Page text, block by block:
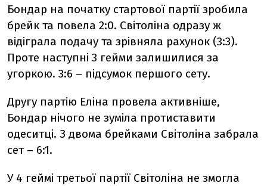
Бондар на початку стартової партії зробила
брейк та повела 2:0. Світоліна одразу ж
відіграла подачу та зрівняла рахунок (3:3).
Проте наступні 3 гейми залишилися за
угоркою. 3:6 – підсумок першого сету.
Другу партію Еліна провела активніше,
Бондар нічого не зуміла протиставити
одеситці. З двома брейками Світоліна забрала
сет – 6:1.
У 4 геймі третьої партії Світоліна не змогла